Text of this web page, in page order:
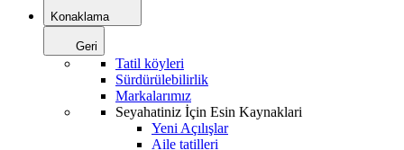
Konaklama
Geri
Tatil köyleri
Sürdürülebilirlik
Markalarımız
Seyahatiniz İçin Esin Kaynaklari
Yeni Açılışlar
Aile tatilleri